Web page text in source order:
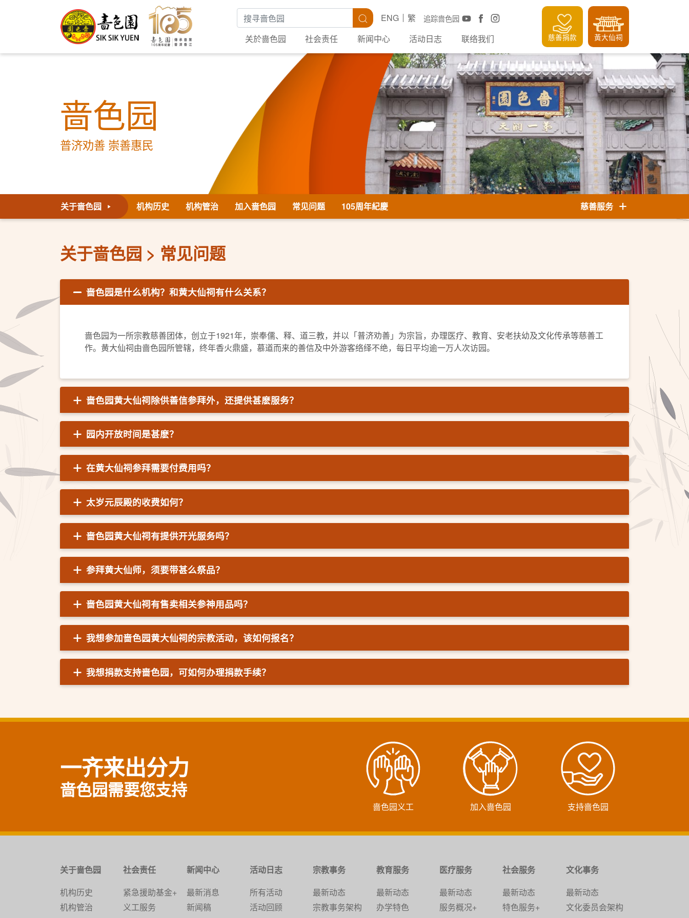
搜寻关键字 搜寻 追踪啬色园
ENG
繁
关於啬色园
社会责任 新闻中心 活动日志 联络我们 慈善捐款 黃大仙祠
啬色园
普济劝善 崇善惠民
关于啬色园 机构历史 机构管治 加入啬色园 常见问题 105周年紀慶 慈善服务
关于啬色园 常见问题
啬色园是什么机构？和黄大仙祠有什么关系？
啬色园为一所宗教慈善团体，创立于1921年，崇奉儒、释、道三教，并以「普济劝善」为宗旨，办理医疗、教育、安老扶幼及文化传承等慈善工
作。黄大仙祠由啬色园所管辖，终年香火鼎盛，慕道而来的善信及中外游客络绎不绝，每日平均逾一万人次访园。
啬色园黄大仙祠除供善信参拜外，还提供甚麽服务？
园内开放时间是甚麽？
在黄大仙祠参拜需要付费用吗？
太岁元辰殿的收费如何？
啬色园黄大仙祠有提供开光服务吗？
参拜黄大仙师，须要带甚么祭品？
啬色园黄大仙祠有售卖相关参神用品吗？
我想参加啬色园黄大仙祠的宗教活动，该如何报名？
我想捐款支持啬色园，可如何办理捐款手续？
一齐来出分力
啬色园需要您支持
啬色园义工 加入啬色园 支持啬色园
关于啬色园
机构历史
机构管治
社会责任
紧急援助基金+
义工服务
新闻中心
最新消息
新闻稿
活动日志
所有活动
活动回顾
宗教事务
最新动态
宗教事务架构
教育服务
最新动态
办学特色
医疗服务
最新动态
服务概况+
社会服务
最新动态
特色服务+
文化事务
最新动态
文化委员会架构